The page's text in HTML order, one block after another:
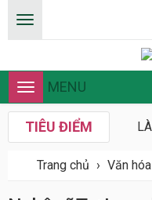
Toggle
navigation
MENU
TIÊU ĐIỂM
Trang chủ › Văn hóa